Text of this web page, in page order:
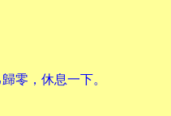
零，休息一下。